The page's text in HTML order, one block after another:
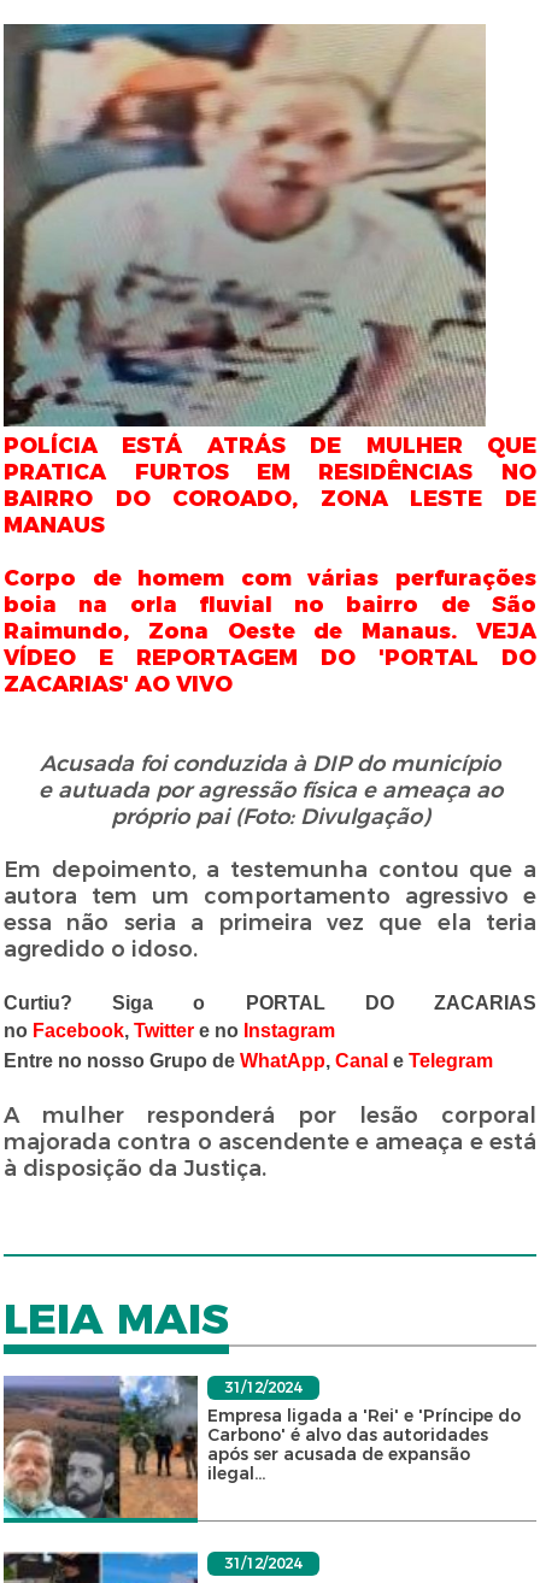
POLÍCIA ESTÁ ATRÁS DE MULHER QUE
PRATICA FURTOS EM RESIDÊNCIAS NO
BAIRRO DO COROADO, ZONA LESTE DE
MANAUS
Corpo de homem com várias perfurações
boia na orla fluvial no bairro de São
Raimundo, Zona Oeste de Manaus. VEJA
VÍDEO E REPORTAGEM DO 'PORTAL DO
ZACARIAS' AO VIVO
Acusada foi conduzida à DIP do município
e autuada por agressão física e ameaça ao
próprio pai (Foto: Divulgação)
Em depoimento, a testemunha contou que a
autora tem um comportamento agressivo e
essa não seria a primeira vez que ela teria
agredido o idoso.
Curtiu? Siga o PORTAL DO ZACARIAS
no Facebook,Twitter e no Instagram
Entre no nosso Grupo deWhatApp,Canal eTelegram
A mulher responderá por lesão corporal
majorada contra o ascendente e ameaça e está
à disposição da Justiça.
LEIA MAIS
31/12/2024
Empresa ligada a 'Rei' e 'Príncipe do
Carbono' é alvo das autoridades
após ser acusada de expansão
ilegal...
31/12/2024